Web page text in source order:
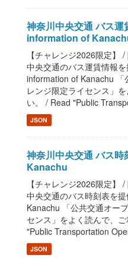
神奈川中央交通 バス
information of
【チャレンジ2026限定】
中央交通のバス運賃情報
information of Kanachu 「
レンジ限定ライセンス」
い。 / Read "Public
JSON
神奈川中央交通 バス
Kanachu
【チャレンジ2026限定】
中央交通のバス時刻表を
Kanachu 「公共交通オー
センス」をよく読んで、
"Public Transportation
JSON